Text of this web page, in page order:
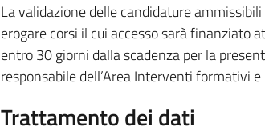
La validazione delle candidature
erogare corsi il cui accesso sarà finanziato
entro 30 giorni dalla scadenza per la
responsabile dell’Area Interventi formativi e
Trattamento dei dati